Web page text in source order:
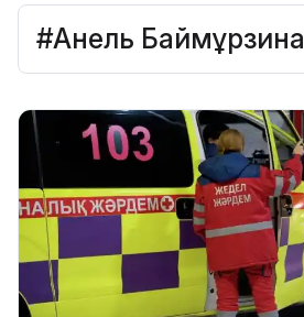
#Анель Баймұрзина